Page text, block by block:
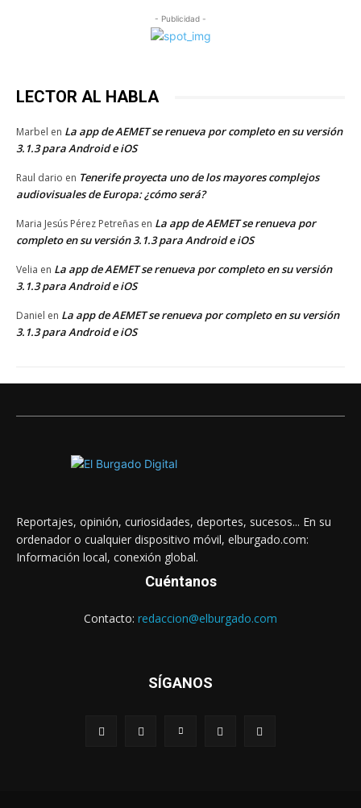
- Publicidad -
LECTOR AL HABLA
Marbel en La app de AEMET se renueva por completo en su versión
3.1.3 para Android e iOS
Raul dario en Tenerife proyecta uno de los mayores complejos
audiovisuales de Europa: ¿cómo será?
Maria Jesús Pérez Petreñas en La app de AEMET se renueva por
completo en su versión 3.1.3 para Android e iOS
Velia en La app de AEMET se renueva por completo en su versión
3.1.3 para Android e iOS
Daniel en La app de AEMET se renueva por completo en su versión
3.1.3 para Android e iOS
Reportajes, opinión, curiosidades, deportes, sucesos... En su
ordenador o cualquier dispositivo móvil, elburgado.com:
Información local, conexión global.
Cuéntanos
Contacto: redaccion@elburgado.com
SÍGANOS